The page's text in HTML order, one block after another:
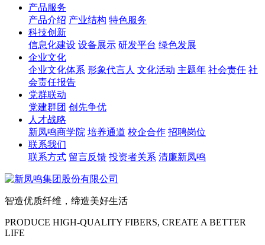
产品服务
产品介绍 产业结构 特色服务
科技创新
信息化建设 设备展示 研发平台 绿色发展
企业文化
企业文化体系 形象代言人 文化活动 主题年 社会责任 社
会责任报告
党群联动
党建群团 创先争优
人才战略
新凤鸣商学院 培养通道 校企合作 招聘岗位
联系我们
联系方式 留言反馈 投资者关系 清廉新凤鸣
智造优质纤维，缔造美好生活
PRODUCE HIGH-QUALITY FIBERS, CREATE A BETTER
LIFE